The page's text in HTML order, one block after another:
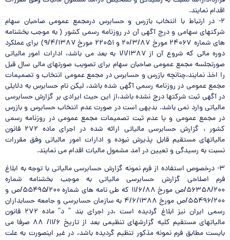
اقدام نمايند.
۲- در ارتباط با انتخاب بازرس و حسابرس درمجمع عمومي صاحبان سهام
شركتهاي سهامي و درج آگهي آن در روزنامه رسمي كشور ( به موجب بخشنامه
هاي شماره ۲۴۰۶۷ مورخ ۲۰/۳/۸۷ و ۲۲۰۵۱ مورخ ۹/۴/۱۳۸۷) براي عملكرد
دوره مالي كه شروع آن از ۱/۱/۱۳۸۷ به بعد مي باشد، ادارات امور مالياتي
صورتجلسه مجمع عمومي صاحبان سهام براي تصويب صورتهاي مالي سال قبل
را اخذ نمايند،‌چنانچه بازرس و حسابرس در مجمع عمومي انتخاب و تصميمات
مجمع عمومي در روزنامه رسمي آگهي شده باشد، ليكن نام حسابرس به دلايلي
در آگهي ثبت شركتها درج نشده باشد،‌از اين حيث ايرادي بر گزارش حسابرسي
مالياتي وارد نمي باشد. بديهي است در صورت عدم انتخاب حسابرس و بازرس
در مجمع عمومي و يا عدم ثبت تصميمات مجمع عمومي در روزنامه رسمي
كشور ، گزارش حسابرسي مالياتي ارائه شده در اجراي ماده ۲۷۲ قانون
مالياتهاي مستقيم قابل پذيرش نبوده و ادارات امور مالياتي وفق مقررات
نسبت به رسيدگي و تعيين در آمد مشمول ماليات اقدام مي نمايند.
۳- درخصوص استفاده از فرم نمونه گزارش حسابرسي مالياتي با توجه به ابلاغ
فرم اصلاحي گزارش حسابرسي مالياتي به موجب بخشنامه شماره
۵۶۳۵۸/۲۰۰/ص مورخ ۱۱/۶/۸۸ كه طي نامه هاي شماره ۵۵۴۹۵/۲۰۰/ص و
۵۵۴۹۶/۲۰۰/ص مورخ ۴/۶/۱۳۸۸ به سازمان حسابرسي و جامعه حسابداران
رسمي ايران نيز ابلاغ گرديده است ،‌در اجراي بند ” د” ماده ۲۷۲ قانون
مالياتهاي مستقيم كليه گزارشهاي تنظيمي بعد از تاريخ ۱۱/۶/ ۸۸ صرفا مي
بايست مطابق فرم نمونه مذكور تنظيم گرديده باشد، در غير اينصورت به علت